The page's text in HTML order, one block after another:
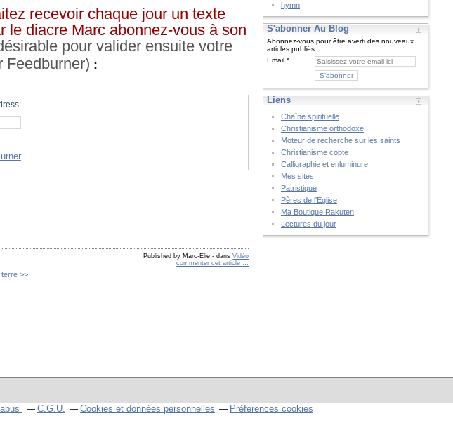
recevoir chaque jour un texte
le diacre Marc abonnez-vous à son
pour valider ensuite votre
Feedburner) :
Published by Marc-Elie - dansVidéo
commenter cet article
terre >>
hymn
S'abonner Au Blog
Abonnez-vous pour être averti des nouveaux
articles publiés.
Email
Liens
Chaîne spirituelle
Christianisme orthodoxe
Moteur de recherche sur les saints
Christianisme copte
Calligraphie et enluminure
Mes sites
Patristique
Pères de l'Eglise
Ma Boutique Rakuten
Lectures du jour
C.G.U. Cookies et données personnelles Préférences cookies